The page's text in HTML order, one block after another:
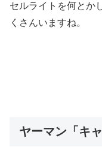
セルライトを何とか
くさんいますね。
ヤーマン「キ